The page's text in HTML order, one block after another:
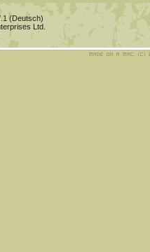
(Deutsch)
Ltd.